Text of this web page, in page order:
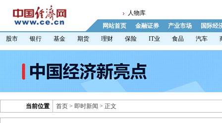
人物库
网站首页
金融证券 产业市场
国际经
股市
银行 基金 期货 理财 保险 IT业 食品 汽车
当前位置 首页 > 即时新闻 > 正文